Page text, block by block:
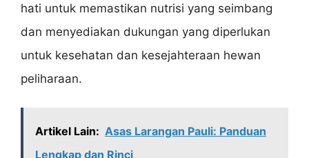
hati untuk memastikan nutrisi yang seimbang
dan menyediakan dukungan yang diperlukan
untuk kesehatan dan kesejahteraan hewan
peliharaan.
Artikel Lain: Asas Larangan Pauli: Panduan
Lengkap dan Rinci